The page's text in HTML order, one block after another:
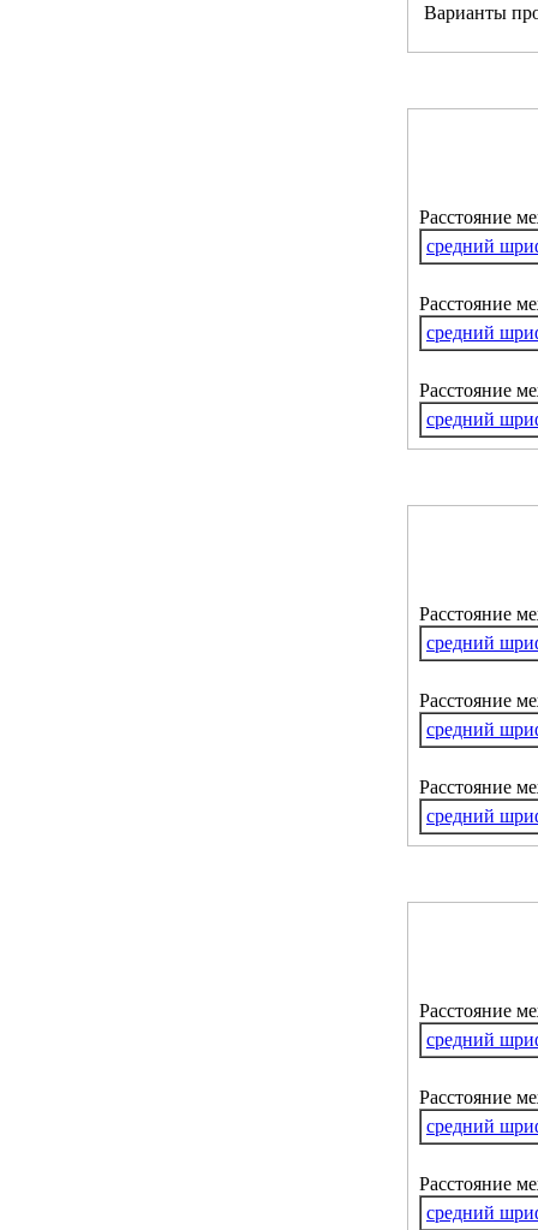
Варианты
Расстояние
средний
Расстояние
средний
Расстояние
средний
Расстояние
средний
Расстояние
средний
Расстояние
средний
Расстояние
средний
Расстояние
средний
Расстояние
средний